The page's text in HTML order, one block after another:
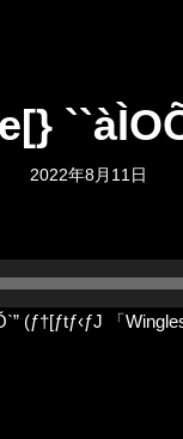
2022年8月11日
(ƒ†[ƒtƒ‹ƒJ 「